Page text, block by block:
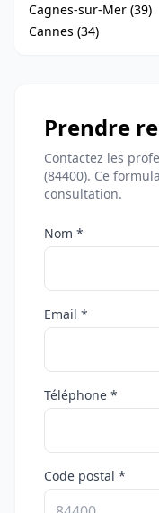
Cagnes-sur-Mer (39)
Cannes (34)
Prendre
Contactez les
(84400). Ce
consultation.
Nom *
Email *
Téléphone *
Code postal *